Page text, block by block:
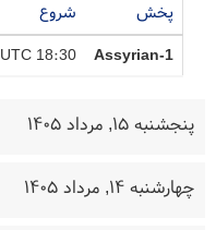
پخش شروع
Assyrian-1
18:30 UTC
پنجشنبه ۱۵, مرداد ۱۴۰۵
چهارشنبه ۱۴, مرداد ۱۴۰۵